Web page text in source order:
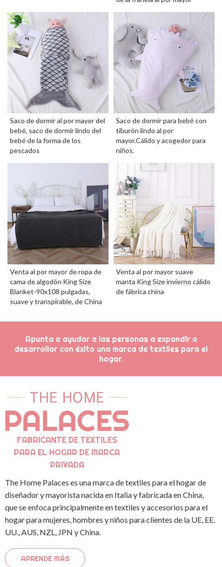
Saco de dormir al por mayor del
bebé, saco de dormir lindo del
bebé de la forma de los
pescados
Saco de dormir para bebé con
tiburón lindo al por
mayor.Cálido y acogedor para
niños.
Venta al por mayor de ropa de
cama de algodón King Size
Blanket-90x108 pulgadas,
suave y transpirable, de China
Venta al por mayor suave
manta King Size invierno cálido
de fábrica china
Apunta a ayudar a las personas a expandir o
desarrollar con éxito una marca de textiles para el
hogar.
FABRICANTE DE TEXTILES
PARA EL HOGAR DE MARCA
PRIVADA
The Home Palaces es una marca de textiles para el hogar de
diseñador y mayorista nacida en Italia y fabricada en China,
que se enfoca principalmente en textiles y accesorios para el
hogar para mujeres, hombres y niños para clientes de la UE, EE.
UU., AUS, NZL, JPN y China.
APRENDE MÁS